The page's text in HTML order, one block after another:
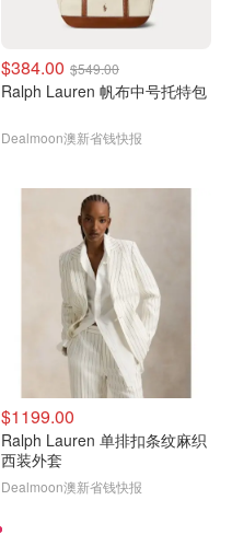
$384.00 $549.00
Ralph Lauren 帆布中号托特包
Dealmoon澳新省钱快报
$1199.00
Ralph Lauren 单排扣条纹麻织
西装外套
Dealmoon澳新省钱快报